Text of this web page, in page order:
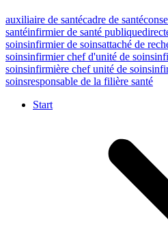
auxiliaire de santécadre de santé
santéinfirmier de santé publique
soinsinfirmier de soinsattaché de
soinsinfirmier chef d'unité de soins
soinsinfirmière chef unité de soins
soinsresponsable de la filière santé
Start